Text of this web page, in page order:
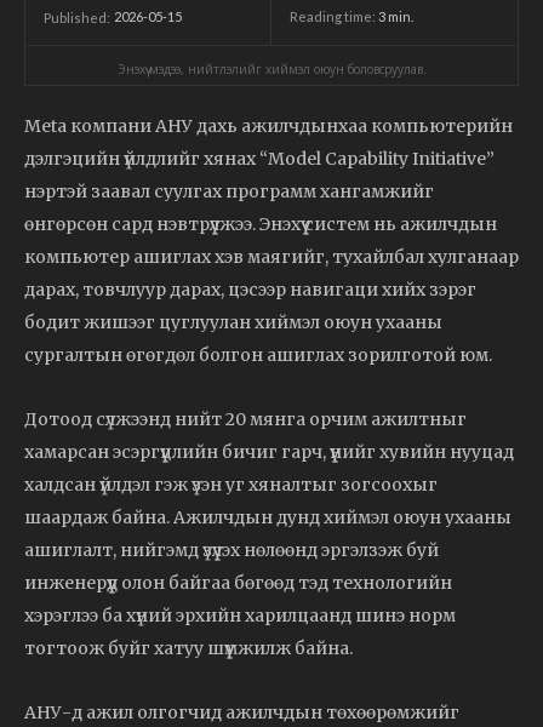
Published: 2026-05-15 Reading time: 3 min.
Энэхүү мэдээ, нийтлэлийг хиймэл оюун боловсруулав.
Meta компани АНУ дахь ажилчдынхаа компьютерийн
дэлгэцийн үйлдлийг хянах “Model Capability Initiative”
нэртэй заавал суулгах программ хангамжийг
өнгөрсөн сард нэвтрүүлжээ. Энэхүү систем нь ажилчдын
компьютер ашиглах хэв маягийг, тухайлбал хулганаар
дарах, товчлуур дарах, цэсээр навигаци хийх зэрэг
бодит жишээг цуглуулан хиймэл оюун ухааны
сургалтын өгөгдөл болгон ашиглах зорилготой юм.
Дотоод сүлжээнд нийт 20 мянга орчим ажилтныг
хамарсан эсэргүүцлийн бичиг гарч, үүнийг хувийн нууцад
халдсан үйлдэл гэж үзэн уг хяналтыг зогсоохыг
шаардаж байна. Ажилчдын дунд хиймэл оюун ухааны
ашиглалт, нийгэмд үзүүлэх нөлөөнд эргэлзэж буй
инженерүүд олон байгаа бөгөөд тэд технологийн
хэрэглээ ба хүний эрхийн харилцаанд шинэ норм
тогтоож буйг хатуу шүүмжилж байна.
АНУ-д ажил олгогчид ажилчдын төхөөрөмжийг